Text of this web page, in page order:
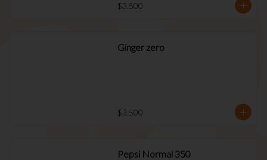
$3.500
Ginger zero
$3.500
Pepsi Normal 350